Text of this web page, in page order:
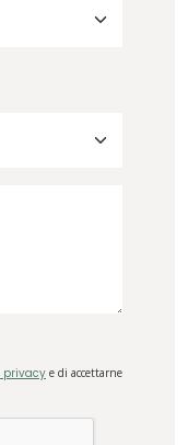
e di accettarne